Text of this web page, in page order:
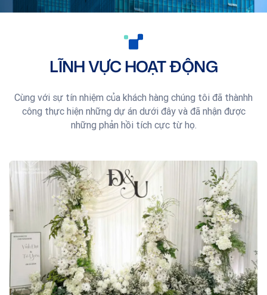
LĨNH VỰC HOẠT ĐỘNG
Cùng với sự tín nhiệm của khách hàng chúng tôi đã thànhh
công thực hiện những dự án dưới đây và đã nhận được
những phản hồi tích cực từ họ.